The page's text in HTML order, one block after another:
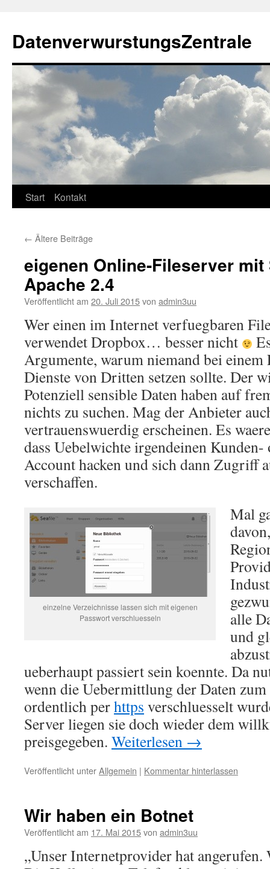
springen
DatenverwurstungsZentrale
Start Kontakt
← Ältere Beiträge
eigenen Online-Fileserver mit
Apache 2.4
Veröffentlicht am 20. Juli 2015von admin3uu
Wer einen im Internet verfuegbaren
verwendet Dropbox… besser nicht
Argumente, warum niemand bei einem
Dienste von Dritten setzen sollte. Der
Potenziell sensible Daten haben auf
nichts zu suchen. Mag der Anbieter
vertrauenswuerdig erscheinen. Es
dass Uebelwichte irgendeinen
Account hacken und sich dann Zugriff
verschaffen.
einzelne Verzeichnisse lassen sich mit eigenen
Passwort verschluesseln
Mal
alle
und
ueberhaupt passiert sein koennte. Da
wenn die Uebermittlung der Daten
ordentlich perhttps verschluesselt
Server liegen sie doch wieder dem
preisgegeben. Weiterlesen →
Veröffentlicht unterAllgemein | Kommentar hinterlassen
Wir haben ein Botnet
Veröffentlicht am 17. Mai 2015von admin3uu
„Unser Internetprovider hat